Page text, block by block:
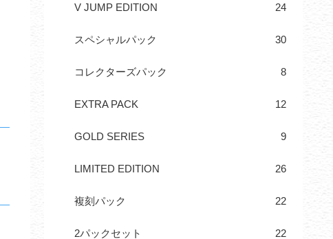
V JUMP EDITION 24
スペシャルパック 30
コレクターズパック 8
EXTRA PACK 12
GOLD SERIES 9
LIMITED EDITION 26
複刻パック 22
2パックセット 22